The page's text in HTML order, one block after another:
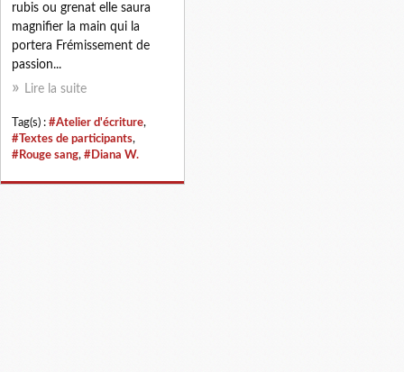
rubis ou grenat elle saura
magnifier la main qui la
portera Frémissement de
passion...
Lire la suite
Tag(s) : #Atelier d'écriture,
#Textes de participants,
#Rouge sang, #Diana W.